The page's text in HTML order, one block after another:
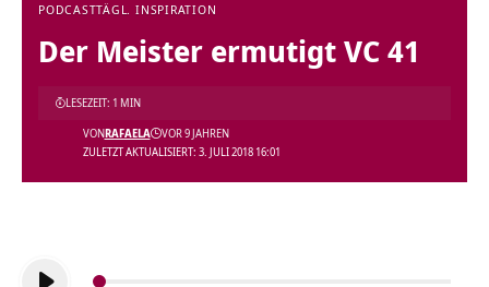
PODCASTTÄGL. INSPIRATION
Der Meister ermutigt VC 41
ZULETZT AKTUALISIERT: 3. JULI 2018 16:01
VONRAFAELA VOR 9 JAHREN
LESEZEIT: 1 MIN
Audio-